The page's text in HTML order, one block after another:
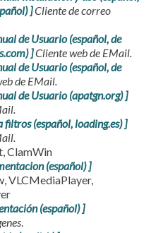
]Cliente de correo
de Usuario (español, de
]Cliente web de EMail.
de Usuario (español, de
de EMail.
de Usuario (apatgn.org) ]
filtros (español, loading.es) ]
ClamWin
(español) ]
VLCMediaPlayer,
(español) ]
.